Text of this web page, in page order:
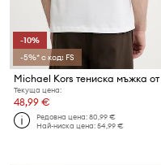
-10%
-5%* с код: FS
Текуща цена:
48,99 €
Редовна цена:80,99 €
Най-ниска цена:54,99 €